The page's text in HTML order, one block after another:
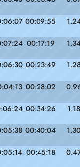
00:09:55
00:17:19 1.34
00:23:49 1.28
00:28:02
00:34:26 1.18
00:40:04 1.30
00:45:18